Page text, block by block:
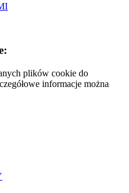
plików cookie do
informacje można